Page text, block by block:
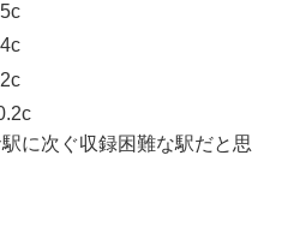
に次ぐ収録困難な駅だと思